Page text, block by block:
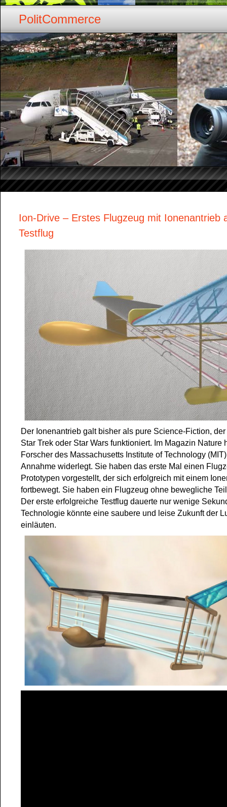
PolitCommerce
Ion-Drive – Erstes Flugzeug mit Ionenantrieb
Testflug
Der Ionenantrieb galt bisher als pure Science-Fiction,
Star Trek oder Star Wars funktioniert. Im Magazin Nature
Forscher des Massachusetts Institute of Technology
Annahme widerlegt. Sie haben das erste Mal einen
Prototypen vorgestellt, der sich erfolgreich mit einem
fortbewegt. Sie haben ein Flugzeug ohne bewegliche
Der erste erfolgreiche Testflug dauerte nur wenige
Technologie könnte eine saubere und leise Zukunft der
einläuten.